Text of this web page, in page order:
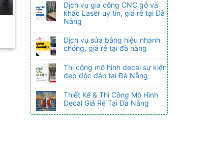
Dịch vụ gia công CNC gỗ và
khắc Laser uy tín, giá rẻ tại Đà
Nẵng
Dịch vụ sửa bảng hiệu nhanh
chóng, giá rẻ tại đà nẵng
Thi công mô hình decal sự kiện
đẹp độc đáo tại Đà Nẵng
Thiết Kế & Thi Công Mô Hình
Decal Giá Rẻ Tại Đà Nẵng